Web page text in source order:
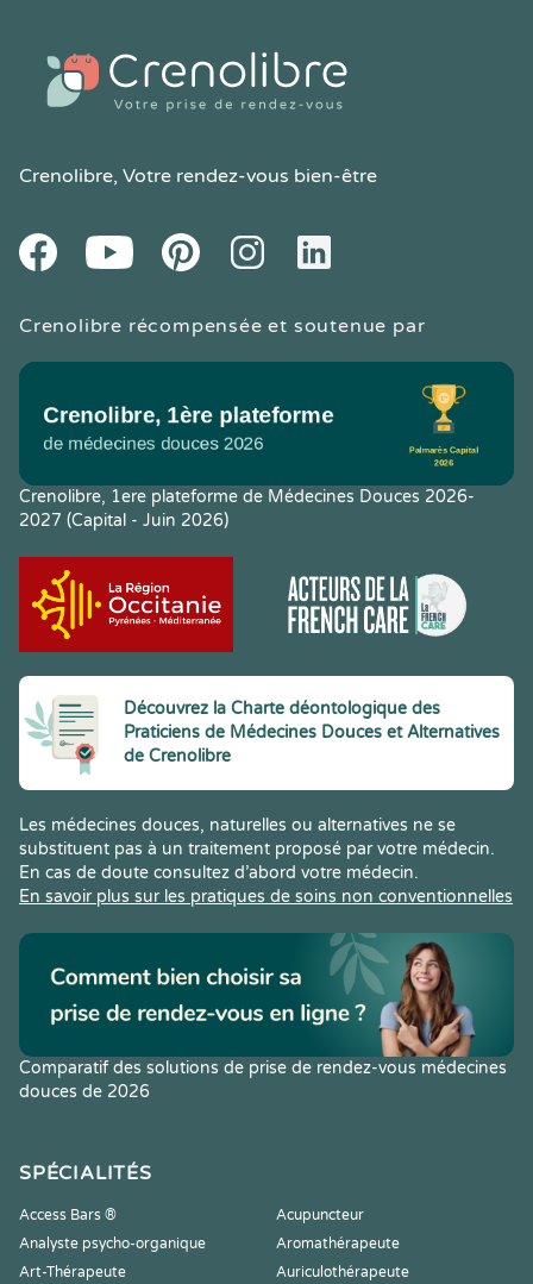
Crenolibre, Votre rendez-vous bien-être
FacebookYoutube PinteresetInstagramLinkedIn
Crenolibre récompensée et soutenue par
Crenolibre, 1ere plateforme de Médecines Douces 2026-
2027 (Capital - Juin 2026)
Découvrez la Charte déontologique des
Praticiens de Médecines Douces et Alternatives
de Crenolibre
Les médecines douces, naturelles ou alternatives ne se
substituent pas à un traitement proposé par votre médecin.
En cas de doute consultez d’abord votre médecin.
En savoir plus sur les pratiques de soins non conventionnelles
Comparatif des solutions de prise de rendez-vous médecines
douces de 2026
SPÉCIALITÉS
Access Bars ®
Acupuncteur
Analyste psycho-organique
Aromathérapeute
Art-Thérapeute
Auriculothérapeute